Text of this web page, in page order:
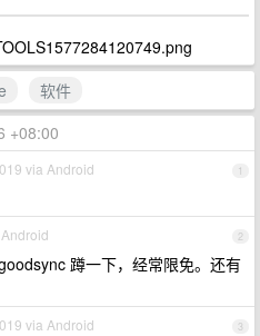
软件
+08:00
1
via Android
2
蹲一下，经常限免。还有
3
via Android